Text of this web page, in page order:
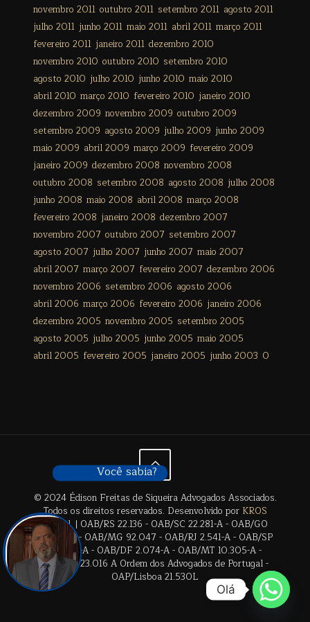
novembro 2011 outubro 2011 setembro 2011 agosto 2011
julho 2011 junho 2011 maio 2011 abril 2011 março 2011
fevereiro 2011 janeiro 2011 dezembro 2010
novembro 2010 outubro 2010 setembro 2010
agosto 2010 julho 2010 junho 2010 maio 2010
abril 2010 março 2010 fevereiro 2010 janeiro 2010
dezembro 2009 novembro 2009 outubro 2009
setembro 2009 agosto 2009 julho 2009 junho 2009
maio 2009 abril 2009 março 2009 fevereiro 2009
janeiro 2009 dezembro 2008 novembro 2008
outubro 2008 setembro 2008 agosto 2008 julho 2008
junho 2008 maio 2008 abril 2008 março 2008
fevereiro 2008 janeiro 2008 dezembro 2007
novembro 2007 outubro 2007 setembro 2007
agosto 2007 julho 2007 junho 2007 maio 2007
abril 2007 março 2007 fevereiro 2007 dezembro 2006
novembro 2006 setembro 2006 agosto 2006
abril 2006 março 2006 fevereiro 2006 janeiro 2006
dezembro 2005 novembro 2005 setembro 2005
agosto 2005 julho 2005 junho 2005 maio 2005
abril 2005 fevereiro 2005 janeiro 2005 junho 2003 0
© 2024 Édison Freitas de Siqueira Advogados Associados.
Todos os direitos reservados. Desenvolvido por KROS
Digital. | OAB/RS 22.136 - OAB/SC 22.281-A - OAB/GO
28.659-A - OAB/MG 92.047 - OAB/RJ 2.541-A - OAB/SP
17.2838-A - OAB/DF 2.074-A - OAB/MT 10.305-A -
OAB/BA 23.016 A Ordem dos Advogados de Portugal -
OAP/Lisboa 21.530L
Você sabia?
Olá